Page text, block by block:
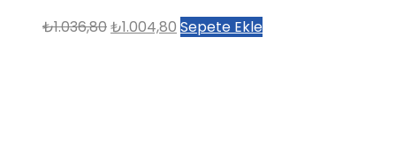
₺1.036,80Orijinal
₺1.004,80 Şu
Sepete Ekle